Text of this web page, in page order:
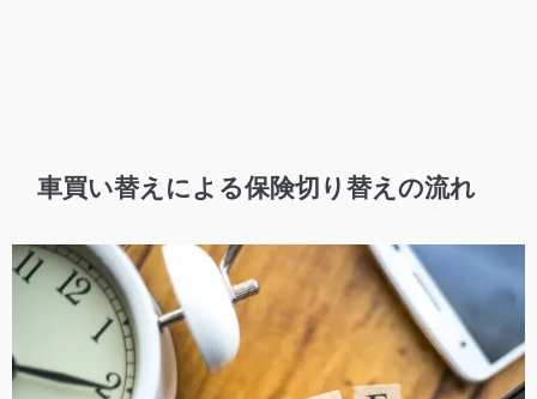
車買い替えによる保険切り替えの流れ